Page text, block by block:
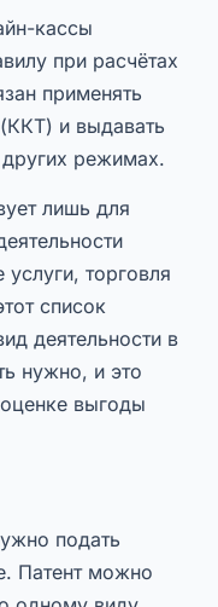
кассы
при расчётах
применять
и выдавать
режимах.
лишь для
торговля
список
деятельности в
нужно, и это
выгоды
подать
Патент можно